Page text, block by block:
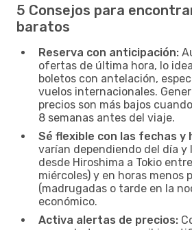
5 Consejos para
baratos
Reserva con anticipación:
ofertas de última hora, lo
boletos con antelación,
vuelos internacionales.
precios son más bajos
8 semanas antes del viaje.
Sé flexible con las fechas y
varían dependiendo del día y
desde Hiroshima a Tokio
miércoles) y en horas menos
(madrugadas o tarde en la
económico.
Activa alertas de precios: